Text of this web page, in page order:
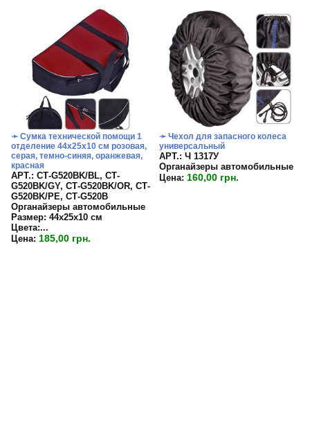
➛ Сумка технической помощи 1
отделение 44х25х10 см розовая,
серая, темно-синяя, оранжевая,
красная
APT.: СТ-G520BK/BL, СТ-
G520BK/GY, СТ-G520BK/OR, СТ-
G520BK/PE, СТ-G520B
Органайзеры автомобильные
Размер: 44х25х10 см
Цвета:...
Цена: 185,00 грн.
➛ Чехол для запасного колеса
универсальный
APT.: Ч 1317У
Органайзеры автомобильные
Цена: 160,00 грн.